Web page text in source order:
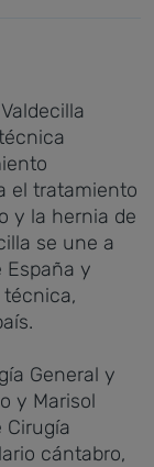
el tratamiento
y la hernia de
se une a
España y
General y
y Marisol
Cirugía
cántabro,